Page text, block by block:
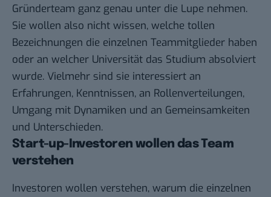
Gründerteam ganz genau unter die Lupe nehmen.
Sie wollen also nicht wissen, welche tollen
Bezeichnungen die einzelnen Teammitglieder haben
oder an welcher Universität das Studium absolviert
wurde. Vielmehr sind sie interessiert an
Erfahrungen, Kenntnissen, an Rollenverteilungen,
Umgang mit Dynamiken und an Gemeinsamkeiten
und Unterschieden.
Start-up-Investoren wollen das Team
verstehen
Investoren wollen verstehen, warum die einzelnen